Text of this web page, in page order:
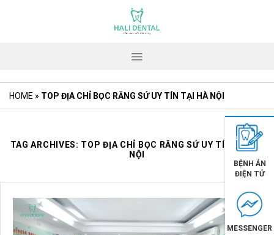
HOME » TOP ĐỊA CHỈ BỌC RĂNG SỨ UY TÍN TẠI HÀ NỘI
TAG ARCHIVES: TOP ĐỊA CHỈ BỌC RĂNG SỨ UY TÍN TẠI HÀ
NỘI
BỆNH ÁN
ĐIỆN TỬ
MESSENGER